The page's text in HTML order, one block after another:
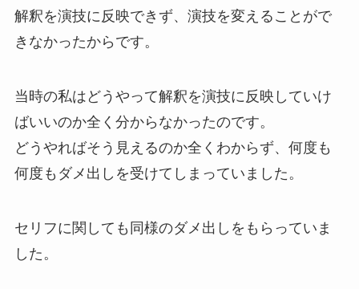
解釈を演技に反映できず、演技を変えることがで
きなかったからです。
当時の私はどうやって解釈を演技に反映していけ
ばいいのか全く分からなかったのです。
どうやればそう見えるのか全くわからず、何度も
何度もダメ出しを受けてしまっていました。
セリフに関しても同様のダメ出しをもらっていま
した。